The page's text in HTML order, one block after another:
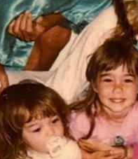
Viaggi e Turismo
Festività